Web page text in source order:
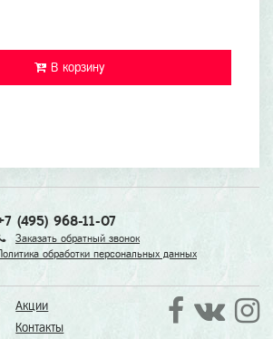
В корзину
(495) 968-11-07
Заказать обратный звонок
обработки персональных данных
Акции
Контакты